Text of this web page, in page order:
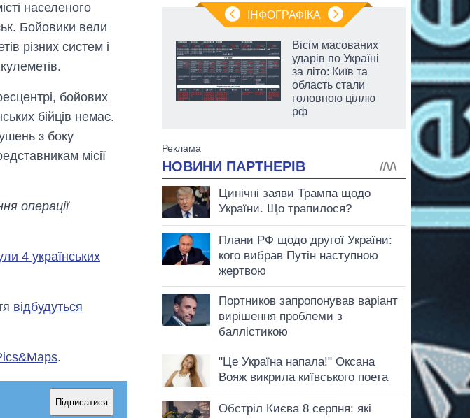
населеного
Бойовики вели
різних систем і
бойових
бійців немає.
з боку
місії
операції
4 українських
відбудуться
.
Підписатися
ІНФОГРАФІКА
Як змінився
Міністерства
років війни з
росією
Вісім масованих
ударів по Україні
за літо: Київ та
область стали
головною ціллю
рф